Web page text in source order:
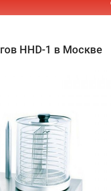
HHD-1 в Москве